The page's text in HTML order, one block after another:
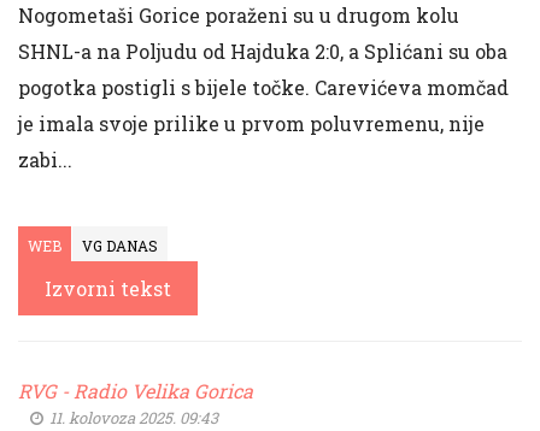
Nogometaši Gorice poraženi su u drugom kolu
SHNL-a na Poljudu od Hajduka 2:0, a Splićani su oba
pogotka postigli s bijele točke. Carevićeva momčad
je imala svoje prilike u prvom poluvremenu, nije
zabi...
WEB VG DANAS
Izvorni tekst
RVG - Radio Velika Gorica
11. kolovoza 2025. 09:43